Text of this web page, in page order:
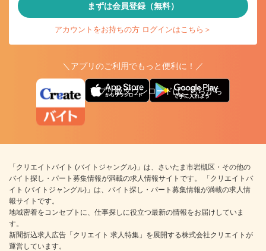
まずは会員登録（無料）
アカウントをお持ちの方 ログインはこちら＞
＼アプリのご利用でもっと便利に！／
アプリ版ダウンロードはこちらから
「クリエイトバイト (バイトジャングル)」は、さいたま市岩槻区・その他の
バイト探し・パート募集情報が満載の求人情報サイトです。 「クリエイトバ
イト (バイトジャングル)」は、バイト探し・パート募集情報が満載の求人情
報サイトです。
地域密着をコンセプトに、仕事探しに役立つ最新の情報をお届けしていま
す。
新聞折込求人広告「クリエイト 求人特集」を展開する株式会社クリエイトが
運営しています。